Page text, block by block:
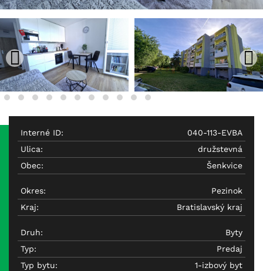
Interné ID:
040-113-EVBA
Ulica:
družstevná
Obec:
Šenkvice
Okres:
Pezinok
Kraj:
Bratislavský kraj
Druh:
Byty
Typ:
Predaj
Typ bytu:
1-izbový byt